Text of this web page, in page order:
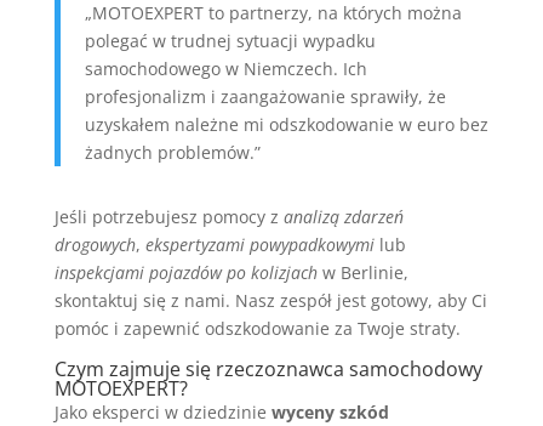
„MOTOEXPERT to partnerzy, na których można
polegać w trudnej sytuacji wypadku
samochodowego w Niemczech. Ich
profesjonalizm i zaangażowanie sprawiły, że
uzyskałem należne mi odszkodowanie w euro bez
żadnych problemów.”
Jeśli potrzebujesz pomocy z analizą zdarzeń
drogowych, ekspertyzami powypadkowymilub
inspekcjami pojazdów po kolizjachw Berlinie,
skontaktuj się z nami. Nasz zespół jest gotowy, aby Ci
pomóc i zapewnić odszkodowanie za Twoje straty.
Czym zajmuje się rzeczoznawca samochodowy
MOTOEXPERT?
Jako eksperci w dziedzinie wyceny szkód